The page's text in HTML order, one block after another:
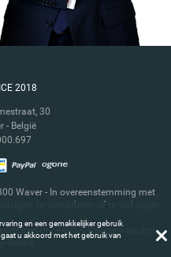
2018
30
- België
Waver - In overeenstemming met
te verwijderen of te verkrijgen
met onze gebruiksvoorwaarden
Online
en een gemakkelijker gebruik
u akkoord met het gebruik van